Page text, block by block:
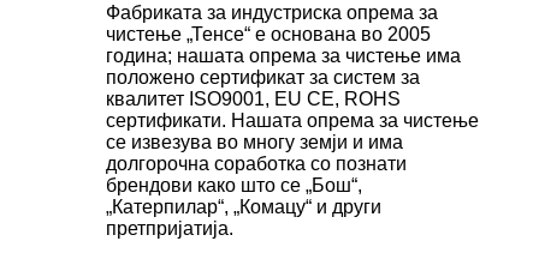
Фабриката за индустриска опрема за
чистење „Тенсе“ е основана во 2005
година; нашата опрема за чистење има
положено сертификат за систем за
квалитет ISO9001, EU CE, ROHS
сертификати. Нашата опрема за чистење
се извезува во многу земји и има
долгорочна соработка со познати
брендови како што се „Бош“,
„Катерпилар“, „Комацу“ и други
претпријатија.